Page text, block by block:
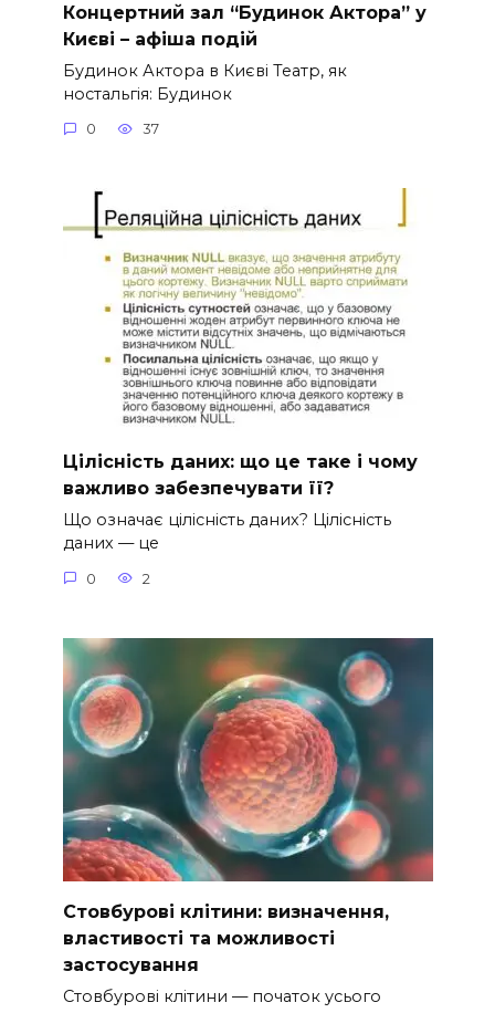
Концертний зал “Будинок Актора” у
Києві – афіша подій
Будинок Актора в Києві Театр, як
ностальгія: Будинок
0 37
Цілісність даних: що це таке і чому
важливо забезпечувати її?
Що означає цілісність даних? Цілісність
даних — це
0 2
Стовбурові клітини: визначення,
властивості та можливості
застосування
Стовбурові клітини — початок усього